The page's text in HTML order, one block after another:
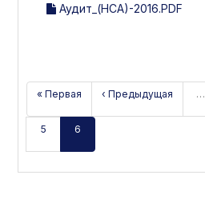
Аудит_(НСА)-2016.PDF
« Первая ‹ Предыдущая …
5 6